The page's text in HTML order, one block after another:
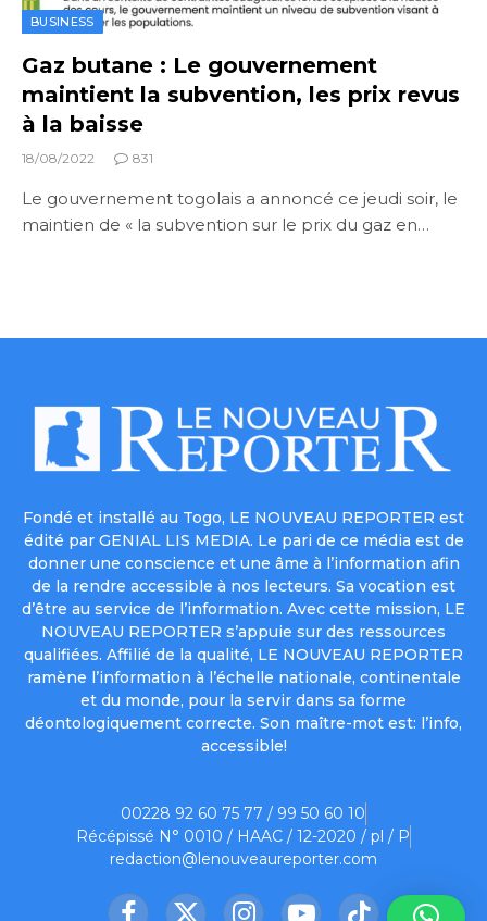
BUSINESS
Gaz butane : Le gouvernement
maintient la subvention, les prix revus
à la baisse
18/08/2022 831
Le gouvernement togolais a annoncé ce jeudi soir, le
maintien de « la subvention sur le prix du gaz en…
Fondé et installé au Togo, LE NOUVEAU REPORTER est
édité par GENIAL LIS MEDIA. Le pari de ce média est de
donner une conscience et une âme à l’information afin
de la rendre accessible à nos lecteurs. Sa vocation est
d’être au service de l’information. Avec cette mission, LE
NOUVEAU REPORTER s’appuie sur des ressources
qualifiées. Affilié de la qualité, LE NOUVEAU REPORTER
ramène l’information à l’échelle nationale, continentale
et du monde, pour la servir dans sa forme
déontologiquement correcte. Son maître-mot est: l’info,
accessible!
00228 92 60 75 77 / 99 50 60 10
Récépissé N° 0010 / HAAC / 12-2020 / pl / P
redaction@lenouveaureporter.com